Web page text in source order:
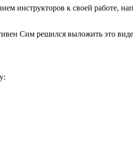
инструкторов к своей работе,
Сим решился выложить это